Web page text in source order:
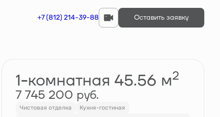
+7 (812) 214-39-88 Оставить заявку
Забронировать
1-комнатная 45.56 м2
7 745 200 руб.
Чистовая отделка Кухня-гостиная